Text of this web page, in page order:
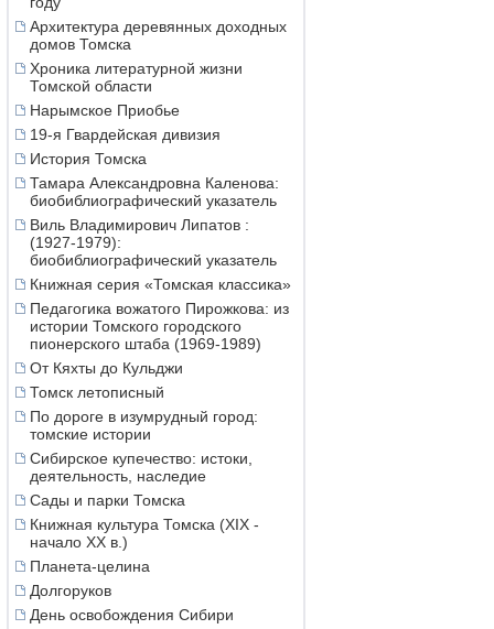
Архитектура деревянных доходных
домов Томска
Хроника литературной жизни
Томской области
Нарымское Приобье
19-я Гвардейская дивизия
История Томска
Тамара Александровна Каленова:
биобиблиографический указатель
Виль Владимирович Липатов :
(1927-1979):
биобиблиографический указатель
Книжная серия «Томская классика»
Педагогика вожатого Пирожкова: из
истории Томского городского
пионерского штаба (1969-1989)
От Кяхты до Кульджи
Томск летописный
По дороге в изумрудный город:
томские истории
Сибирское купечество: истоки,
деятельность, наследие
Сады и парки Томска
Книжная культура Томска (XIX -
начало XX в.)
Планета-целина
Долгоруков
День освобождения Сибири